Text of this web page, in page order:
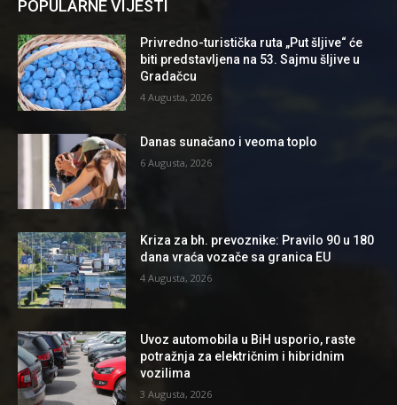
POPULARNE VIJESTI
Privredno-turistička ruta „Put šljive“ će
biti predstavljena na 53. Sajmu šljive u
Gradačcu
4 Augusta, 2026
Danas sunačano i veoma toplo
6 Augusta, 2026
Kriza za bh. prevoznike: Pravilo 90 u 180
dana vraća vozače sa granica EU
4 Augusta, 2026
Uvoz automobila u BiH usporio, raste
potražnja za električnim i hibridnim
vozilima
3 Augusta, 2026